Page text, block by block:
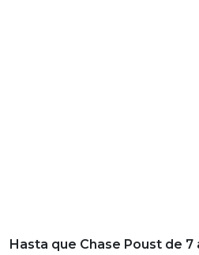
Hasta que Chase Poust de